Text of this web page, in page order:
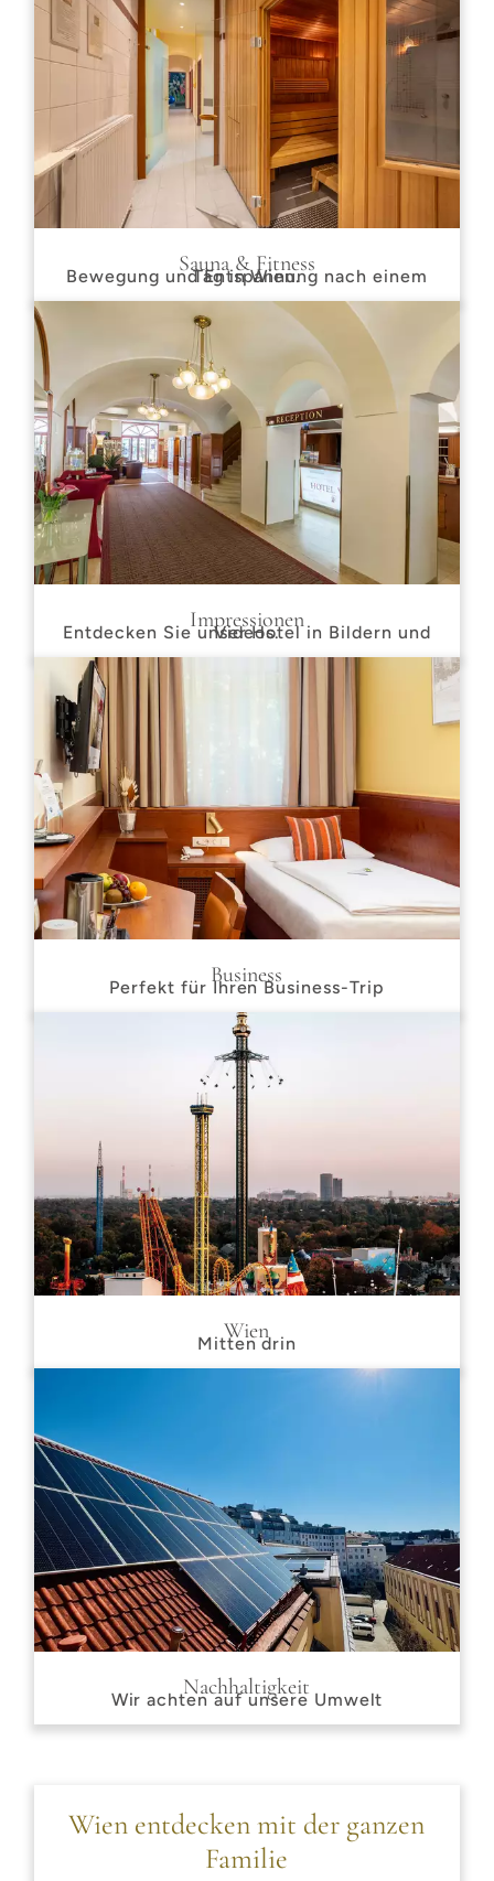
Sauna & Fitness
Bewegung und Entspannung nach einem Tag in Wien.
Impressionen
Entdecken Sie unser Hotel in Bildern und Videos.
Business
Perfekt für Ihren Business-Trip
Wien
Mitten drin
Nachhaltigkeit
Wir achten auf unsere Umwelt
Wien entdecken mit der ganzen
Familie